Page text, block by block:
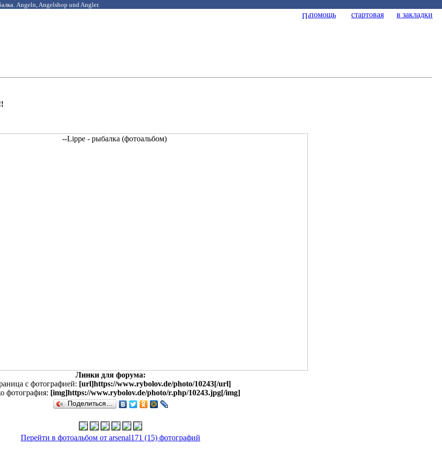
Angeln, Angelshop und Angler.
помощь стартовая
в закладки
Линки для форума:
с фотографией: [url]https://www.rybolov.de/photo/10243[/url]
фотография: [img]https://www.rybolov.de/photo/r.php/10243.jpg[/img]
Поделиться…
Перейти в фотоальбом от arsenal171 (15) фотографий